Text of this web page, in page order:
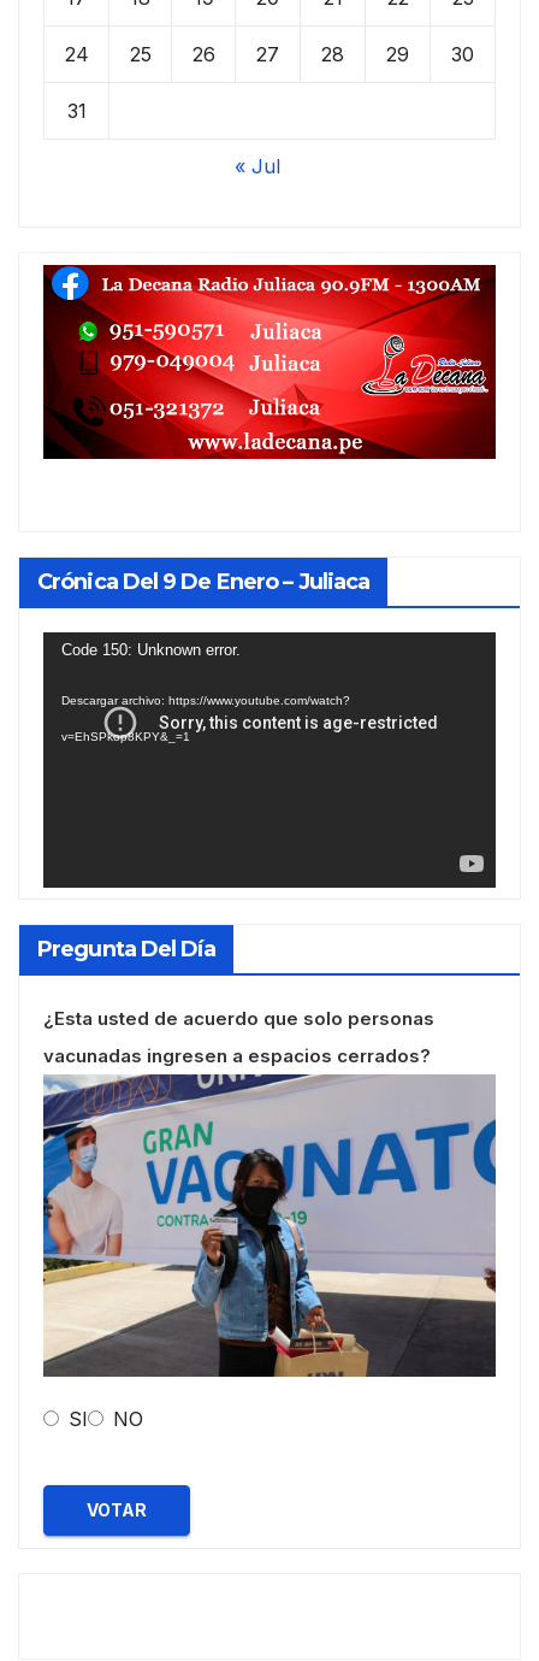
24 25 26 27 28 29 30
31
« Jul
Crónica Del 9 De Enero – Juliaca
Reproductor
Code 150: Unknown error.
Descargar archivo: https://www.youtube.com/watch?
v=EhSPkop8KPY&_=1
Pregunta Del Día
¿Esta usted de acuerdo que solo personas
vacunadas ingresen a espacios cerrados?
SI NO
VOTAR